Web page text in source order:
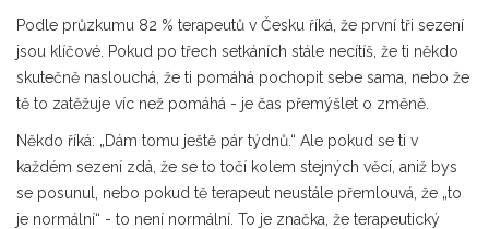
Podle průzkumu 82 % terapeutů v Česku říká, že první tři sezení
jsou klíčové. Pokud po třech setkáních stále necítíš, že ti někdo
skutečně naslouchá, že ti pomáhá pochopit sebe sama, nebo že
tě to zatěžuje víc než pomáhá - je čas přemýšlet o změně.
Někdo říká: „Dám tomu ještě pár týdnů.“ Ale pokud se ti v
každém sezení zdá, že se to točí kolem stejných věcí, aniž bys
se posunul, nebo pokud tě terapeut neustále přemlouvá, že „to
je normální“ - to není normální. To je značka, že terapeutický